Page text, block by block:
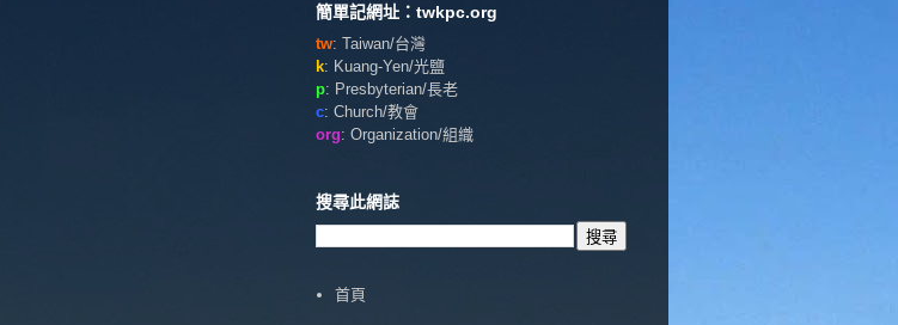
簡單記網址：twkpc.org
tw: Taiwan/台灣
k: Kuang-Yen/光鹽
p: Presbyterian/長老
c: Church/教會
org: Organization/組織
搜尋此網誌
首頁